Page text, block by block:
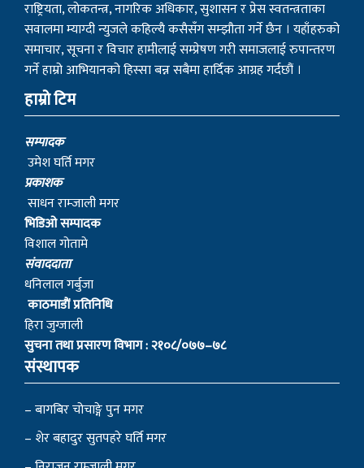
राष्ट्रियता, लोकतन्त्र, नागरिक अधिकार, सुशासन र प्रेस स्वतन्त्रताका
सवालमा म्याग्दी न्युजले कहिल्यै कसैसँग सम्झौता गर्ने छैन । यहाँहरुको
समाचार, सूचना र विचार हामीलाई सम्प्रेषण गरी समाजलाई रुपान्तरण
गर्ने हाम्रो आभियानको हिस्सा बन्न सबैमा हार्दिक आग्रह गर्दछौं ।
हाम्रो टिम
सम्पादक
उमेश घर्ति मगर
प्रकाशक
साधन राम्जाली मगर
भिडिओ सम्पादक
विशाल गोतामे
स‌ंवाददाता
धनिलाल गर्बुजा
काठमाडाैं प्रतिनिधि
हिरा जुग्जाली
सुचना तथा प्रसारण विभाग : २१०८/०७७–७८
संस्थापक
– बागबिर चोचाङ्गे पुन मगर
– शेर बहादुर सुतपहरे घर्ति मगर